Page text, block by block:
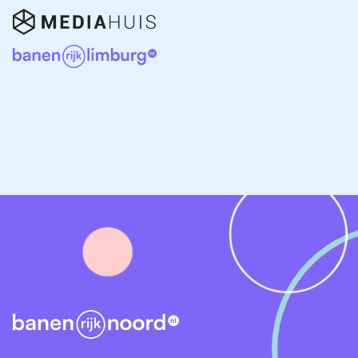
Het salaris voor klantenservice vacatures in Groningen
hangt af van je ervaring, het type organisatie en de
inhoud van de functie. Gemiddeld kun je rekenen op:
Daarnaast bieden veel werkgevers aanvullende
arbeidsvoorwaarden, zoals reiskostenvergoeding,
opleidingsmogelijkheden en doorgroeikansen.
Welke opleiding of ervaring heb je nodig?
Voor veel klantenservice vacatures in Groningen is
geen specifieke opleiding vereist. Werkgevers vragen